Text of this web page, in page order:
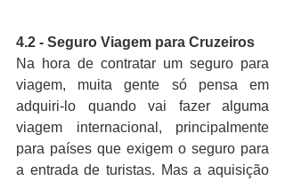
4.2 - Seguro Viagem para Cruzeiros
Na hora de contratar um seguro para
viagem, muita gente só pensa em
adquiri-lo quando vai fazer alguma
viagem internacional, principalmente
para países que exigem o seguro para
a entrada de turistas. Mas a aquisição